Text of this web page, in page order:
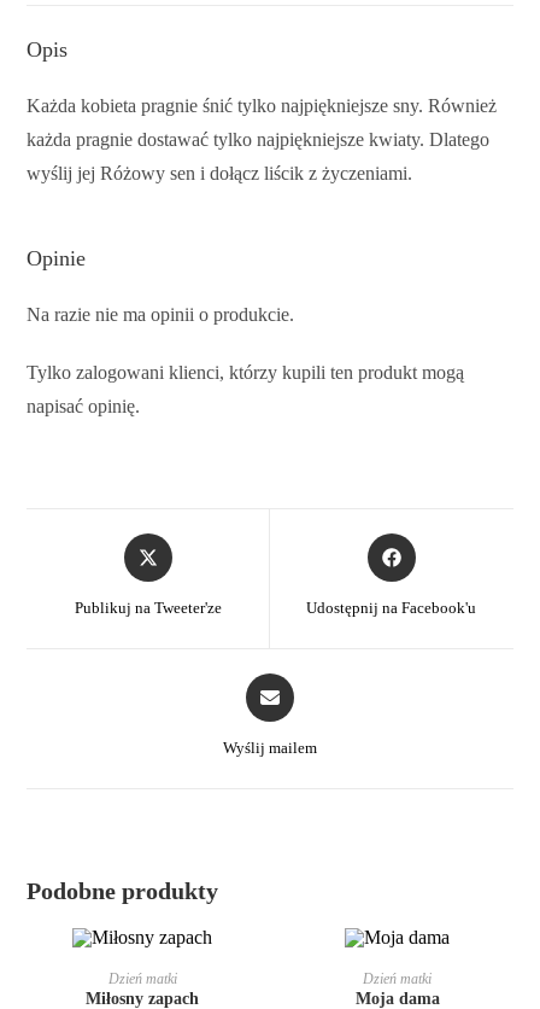
Opis
Każda kobieta pragnie śnić tylko najpiękniejsze sny. Również
każda pragnie dostawać tylko najpiękniejsze kwiaty. Dlatego
wyślij jej Różowy sen i dołącz liścik z życzeniami.
Opinie
Na razie nie ma opinii o produkcie.
Tylko zalogowani klienci, którzy kupili ten produkt mogą
napisać opinię.
Publikuj na Tweeter'ze Udostępnij na Facebook'u
Wyślij mailem
Podobne produkty
WYBIERZ OPCJE
Dzień matki
Miłosny zapach
WYBIERZ OPCJE
Dzień matki
Moja dama